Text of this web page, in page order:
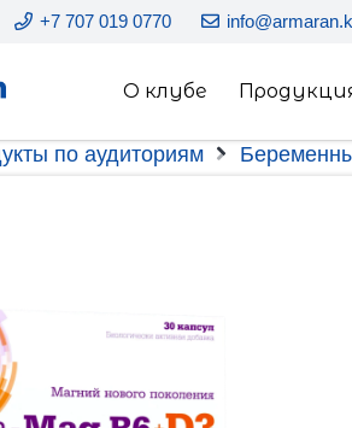
+7 707 019 0770
О клубе
по аудиториям